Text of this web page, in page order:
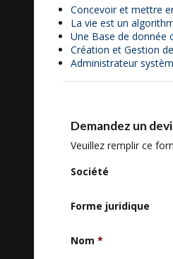
Concevoir et mettre
La vie est un
Une Base de donnée
Création et Gestion
Administrateur
Demandez un
Veuillez remplir ce
Société
Forme juridique
Nom *